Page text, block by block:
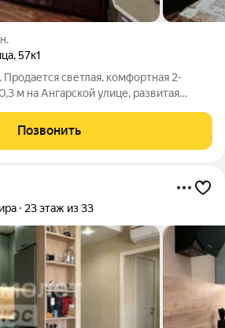
,57к1
светлая, комфортная 2-
м на Ангарской улице, развитая
парк "Ангарские пруды", как для
Позвонить
23 этаж из 33